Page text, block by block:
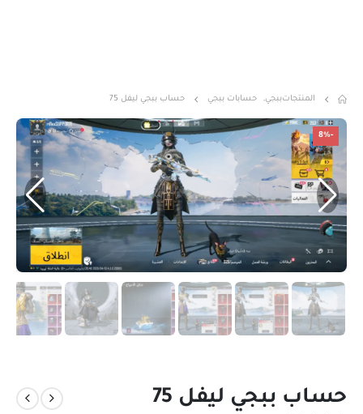
المنتجاتببجي, حسابات ببجي حساب ببجي ليفل 75
-8%
حساب ببجي ليفل 75